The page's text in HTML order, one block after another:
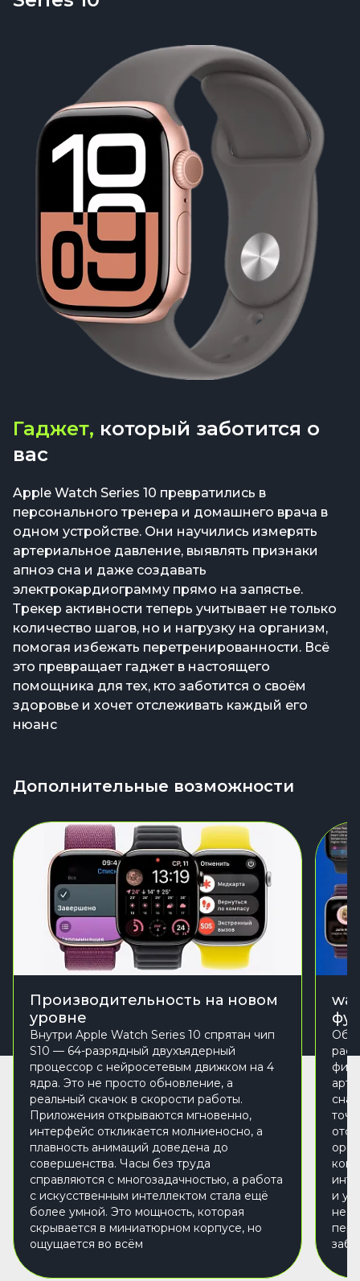
Гаджет, который заботится о
вас
Apple Watch Series 10 превратились в
персонального тренера и домашнего врача в
одном устройстве. Они научились измерять
артериальное давление, выявлять признаки
апноэ сна и даже создавать
электрокардиограмму прямо на запястье.
Трекер активности теперь учитывает не только
количество шагов, но и нагрузку на организм,
помогая избежать перетренированности. Всё
это превращает гаджет в настоящего
помощника для тех, кто заботится о своём
здоровье и хочет отслеживать каждый его
нюанс
Дополнительные возможности
Производительность на новом
уровне
Внутри Apple Watch Series 10 спрятан чип
S10 — 64-разрядный двухъядерный
процессор с нейросетевым движком на 4
ядра. Это не просто обновление, а
реальный скачок в скорости работы.
Приложения открываются мгновенно,
интерфейс откликается молниеносно, а
плавность анимаций доведена до
совершенства. Часы без труда
справляются с многозадачностью, а работа
с искусственным интеллектом стала ещё
более умной. Это мощность, которая
скрывается в миниатюрном корпусе, но
ощущается во всём
сна
и
не